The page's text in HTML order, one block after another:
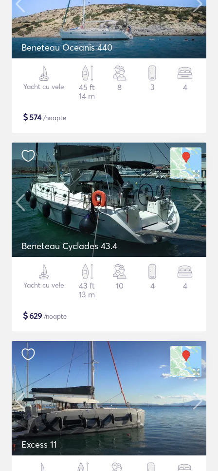
Beneteau Oceanis 440
Yacht cu vele
45 ft
14 m
8 3 4
$574/noapte
Beneteau Cyclades 43.4
Yacht cu vele
43 ft
13 m
10 4 4
$629 /noapte
Excess 11